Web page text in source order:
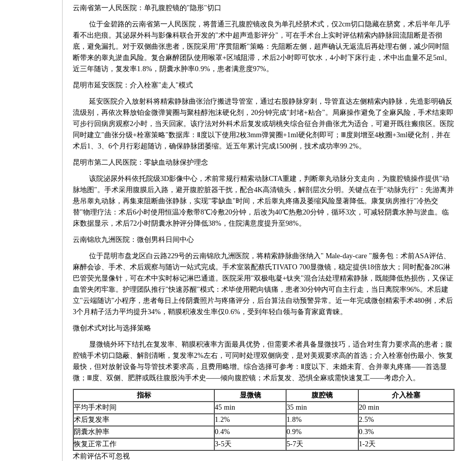
云南省第一人民医院：单孔腹腔镜的"隐形"切口
位于金碧路的云南省第一人民医院，将普通三孔腹腔镜改良为单孔经脐术式，仅2cm切口隐藏在脐窝，术后半年几乎
看不出疤痕。其泌尿外科与影像科联合开发的"术中超声造影评分"，可在手术台上实时评估精索内静脉回流阻断是否彻
底，避免漏扎。对于双侧曲张患者，医院采用"序贯阻断"策略：先阻断左侧，超声确认无返流后再处理右侧，减少同时阻
断带来的睾丸淤血风险。复合麻醉团队使用喉罩+区域阻滞，术后2小时即可饮水，4小时下床行走，术中出血量不足5ml。
近三年随访，复发率1.8%，阴囊水肿率0.9%，患者满意度97%。
昆明市延安医院：介入栓塞"走人"模式
延安医院介入放射科将精索静脉曲张治疗搬进导管室，通过右股静脉穿刺，导管直达左侧精索内静脉，先造影明确反
流级别，再依次释放铂金微弹簧圈与聚桂醇泡沫硬化剂，20分钟完成"封堵+粘合"。局麻操作避免了全麻风险，手术结束即
可步行回病房观察2小时，当天回家。该疗法对外科术后复发或胡桃夹综合征合并曲张尤为适合，可避开既往瘢痕区。医院
同时建立"曲张分级+栓塞策略"数据库：Ⅱ度以下使用2枚3mm弹簧圈+1ml硬化剂即可；Ⅲ度则增至4枚圈+3ml硬化剂，并在
术后1、3、6个月行彩超随访，确保静脉团萎缩。近五年累计完成1500例，技术成功率99.2%。
昆明市第二人民医院：零缺血动脉保护理念
该院泌尿外科依托院级3D影像中心，术前常规行精索动脉CTA重建，判断睾丸动脉分支走向，为腹腔镜操作提供"动
脉地图"。手术采用腹膜后入路，避开腹腔脏器干扰，配合4K高清镜头，解剖层次分明。关键点在于"动脉先行"：先游离并
悬吊睾丸动脉，再集束阻断曲张静脉，实现"零缺血"时间，术后睾丸疼痛及萎缩风险显著降低。康复病房推行"冷热交
替"物理疗法：术后6小时使用恒温冷敷带8℃冷敷20分钟，后改为40℃热敷20分钟，循环3次，可减轻阴囊水肿与淤血。临
床数据显示，术后72小时阴囊水肿评分降低38%，住院满意度提升至98%。
云南锦欣九洲医院：微创男科日间中心
位于昆明市盘龙区白云路229号的云南锦欣九洲医院，将精索静脉曲张纳入" Male-day-care "服务包：术前ASA评估、
麻醉会诊、手术、术后观察与随访一站式完成。手术室装配蔡氏TIVATO 700显微镜，稳定提供18倍放大；同时配备28G淋
巴管荧光显像针，可在术中实时标记淋巴通道。医院采用"双极电凝+钛夹"混合法处理精索静脉，既能降低热损伤，又保证
血管夹闭牢靠。护理团队推行"快速苏醒"模式：术毕使用靶向镇痛，患者30分钟内可自主行走，当日离院率96%。术后建
立"云端随访"小程序，患者每日上传阴囊照片与疼痛评分，后台算法自动预警异常。近一年完成微创精索手术480例，术后
3个月精子活力平均提升34%，鞘膜积液发生率仅0.6%，受到年轻白领与备育家庭青睐。
微创术式对比与选择策略
显微镜外环下结扎在复发率、鞘膜积液率方面最具优势，但需要术者具备显微技巧，适合对生育力要求高的患者；腹
腔镜手术切口隐蔽、解剖清晰，复发率2%左右，可同时处理双侧病变，是对美观要求高的首选；介入栓塞创伤最小、恢复
最快，但对放射设备与导管技术要求高，且费用略增。综合选择可参考：Ⅱ度以下、未婚未育、合并睾丸疼痛——首选显
微；Ⅲ度、双侧、肥胖或既往腹股沟手术史——倾向腹腔镜；术后复发、恐惧全麻或需快速复工——考虑介入。
指标 显微镜 腹腔镜
介入栓塞
平均手术时间
45 min 35 min
20 min
术后复发率
1.2% 1.8%
2.5%
阴囊水肿率
0.4% 0.9%
0.3%
恢复正常工作
3-5天 5-7天
1-2天
术前评估不可忽视